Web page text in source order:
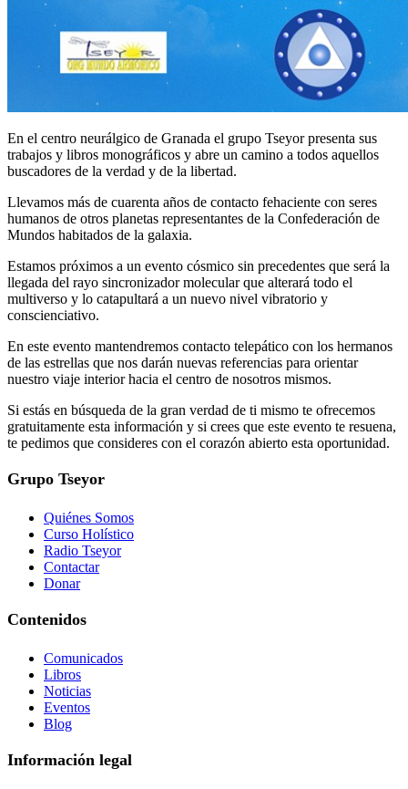
En el centro neurálgico de Granada el grupo Tseyor presenta sus
trabajos y libros monográficos y abre un camino a todos aquellos
buscadores de la verdad y de la libertad.
Llevamos más de cuarenta años de contacto fehaciente con seres
humanos de otros planetas representantes de la Confederación de
Mundos habitados de la galaxia.
Estamos próximos a un evento cósmico sin precedentes que será la
llegada del rayo sincronizador molecular que alterará todo el
multiverso y lo catapultará a un nuevo nivel vibratorio y
conscienciativo.
En este evento mantendremos contacto telepático con los hermanos
de las estrellas que nos darán nuevas referencias para orientar
nuestro viaje interior hacia el centro de nosotros mismos.
Si estás en búsqueda de la gran verdad de ti mismo te ofrecemos
gratuitamente esta información y si crees que este evento te resuena,
te pedimos que consideres con el corazón abierto esta oportunidad.
Grupo Tseyor
Quiénes Somos
Curso Holístico
Radio Tseyor
Contactar
Donar
Contenidos
Comunicados
Libros
Noticias
Eventos
Blog
Información legal